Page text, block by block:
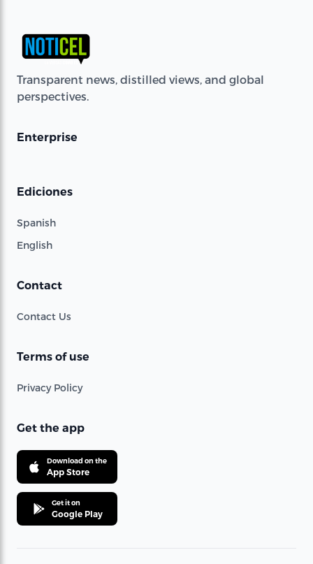
Transparent news, distilled views, and global
perspectives.
Enterprise
Ediciones
Spanish
English
Contact
Contact Us
Terms of use
Privacy Policy
Get the app
Download on the
App Store
Get it on
Google Play